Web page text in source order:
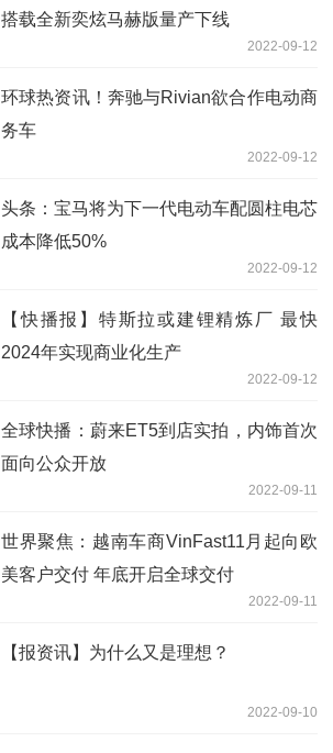
搭载全新奕炫马赫版量产下线
2022-09-12
环球热资讯！奔驰与Rivian欲合作电动商
务车
2022-09-12
头条：宝马将为下一代电动车配圆柱电芯
成本降低50%
2022-09-12
【快播报】特斯拉或建锂精炼厂 最快
2024年实现商业化生产
2022-09-12
全球快播：蔚来ET5到店实拍，内饰首次
面向公众开放
2022-09-11
世界聚焦：越南车商VinFast11月起向欧
美客户交付 年底开启全球交付
2022-09-11
【报资讯】为什么又是理想？
2022-09-10